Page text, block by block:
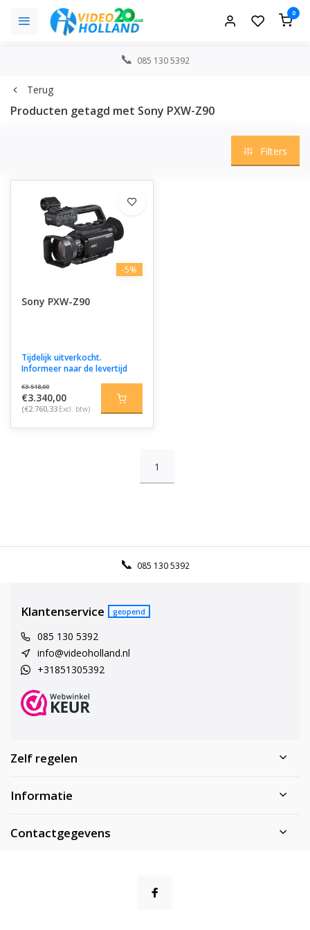
0
085 130 5392
Terug
Producten getagd met Sony PXW-Z90
Filters
-5%
Sony PXW-Z90
Tijdelijk uitverkocht.
Informeer naar de levertijd
€3.518,00
€3.340,00
(€2.760,33 Excl. btw)
1
085 130 5392
Klantenservice geopend
085 130 5392
info@videoholland.nl
+31851305392
Zelf regelen
Informatie
Contactgegevens